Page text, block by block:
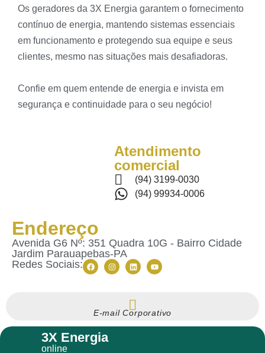
Os geradores da 3X Energia garantem o fornecimento
contínuo de energia, mantendo sistemas essenciais
em funcionamento e protegendo sua equipe e seus
clientes, mesmo nas situações mais desafiadoras.
Confie em quem entende de energia e invista em
segurança e continuidade para o seu negócio!
Atendimento
comercial
(94) 3199-0030
(94) 99934-0006
Endereço
Avenida G6 Nº: 351 Quadra 10G - Bairro Cidade
Jardim Parauapebas-PA
Redes Sociais:
E-mail Corporativo
3X Energia
online